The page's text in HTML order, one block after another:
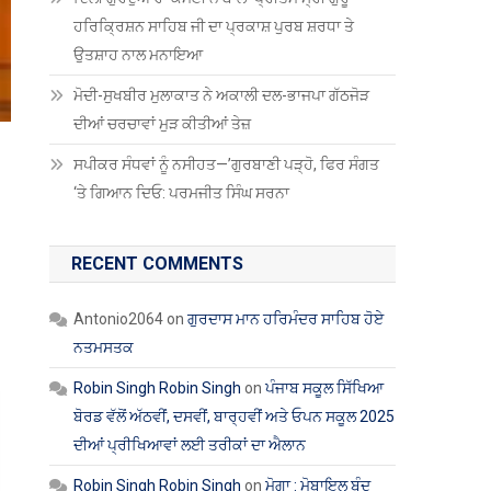
ਹਰਿਕ੍ਰਿਸ਼ਨ ਸਾਹਿਬ ਜੀ ਦਾ ਪ੍ਰਕਾਸ਼ ਪੁਰਬ ਸ਼ਰਧਾ ਤੇ
ਉਤਸ਼ਾਹ ਨਾਲ ਮਨਾਇਆ
ਮੋਦੀ-ਸੁਖਬੀਰ ਮੁਲਾਕਾਤ ਨੇ ਅਕਾਲੀ ਦਲ-ਭਾਜਪਾ ਗੱਠਜੋੜ
ਦੀਆਂ ਚਰਚਾਵਾਂ ਮੁੜ ਕੀਤੀਆਂ ਤੇਜ਼
ਸਪੀਕਰ ਸੰਧਵਾਂ ਨੂੰ ਨਸੀਹਤ—’ਗੁਰਬਾਣੀ ਪੜ੍ਹੋ, ਫਿਰ ਸੰਗਤ
‘ਤੇ ਗਿਆਨ ਦਿਓ: ਪਰਮਜੀਤ ਸਿੰਘ ਸਰਨਾ
RECENT COMMENTS
Antonio2064onਗੁਰਦਾਸ ਮਾਨ ਹਰਿਮੰਦਰ ਸਾਹਿਬ ਹੋਏ
ਨਤਮਸਤਕ
Robin Singh Robin Singh onਪੰਜਾਬ ਸਕੂਲ ਸਿੱਖਿਆ
ਬੋਰਡ ਵੱਲੋਂ ਅੱਠਵੀਂ, ਦਸਵੀਂ, ਬਾਰ੍ਹਵੀਂ ਅਤੇ ਓਪਨ ਸਕੂਲ 2025
ਦੀਆਂ ਪ੍ਰੀਖਿਆਵਾਂ ਲਈ ਤਰੀਕਾਂ ਦਾ ਐਲਾਨ
Robin Singh Robin Singh onਮੋਗਾ : ਮੋਬਾਇਲ ਬੰਦ